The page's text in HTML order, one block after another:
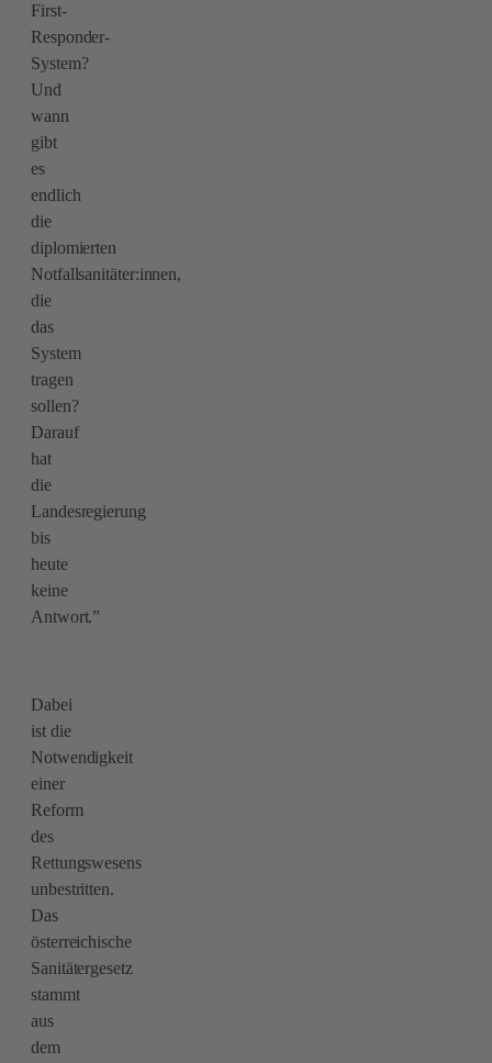
First-
Responder-
System?
Und
wann
gibt
es
endlich
die
diplomierten
Notfallsanitäter:innen,
die
das
System
tragen
sollen?
Darauf
hat
die
Landesregierung
bis
heute
keine
Antwort.”
Dabei
ist die
Notwendigkeit
einer
Reform
des
Rettungswesens
unbestritten.
Das
österreichische
Sanitätergesetz
stammt
aus
dem